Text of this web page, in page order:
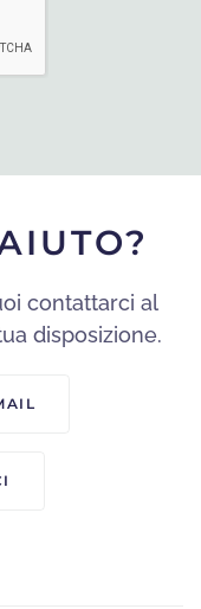
contattarci al
disposizione.